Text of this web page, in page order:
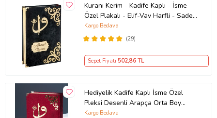
Kuranı Kerim - Kadife Kaplı - İsme
Özel Plakalı - Elif-Vav Harfli - Sade
Arapça - Orta Boy
(29)
Kargo Bedava
Sepet Fiyatı 502,86 TL
Hediyelik Kadife Kaplı İsme Özel
Pleksi Desenli Arapça Orta Boy
Kuranı Kerim Bordo
Kargo Bedava